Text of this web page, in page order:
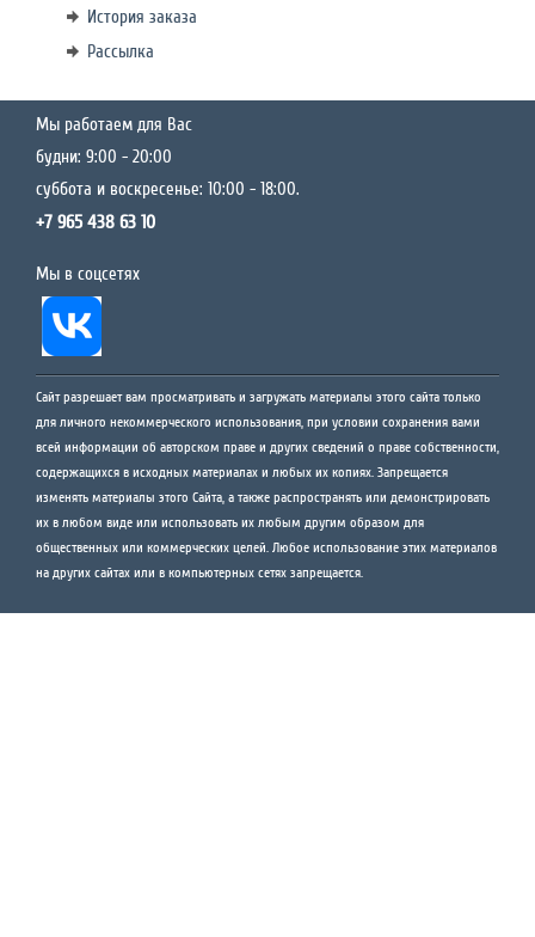
История заказа
Рассылка
Мы работаем для Вас
будни: 9:00 - 20:00
суббота и воскресенье: 10:00 - 18:00.
+7 965 438 63 10
Мы в соцсетях
Сайт разрешает вам просматривать и загружать материалы этого сайта только
для личного некоммерческого использования, при условии сохранения вами
всей информации об авторском праве и других сведений о праве собственности,
содержащихся в исходных материалах и любых их копиях. Запрещается
изменять материалы этого Сайта, а также распространять или демонстрировать
их в любом виде или использовать их любым другим образом для
общественных или коммерческих целей. Любое использование этих материалов
на других сайтах или в компьютерных сетях запрещается.